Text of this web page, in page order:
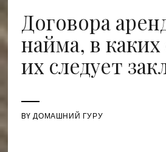
Договора
найма, в каких
их следует
BYДОМАШНИЙ ГУРУ